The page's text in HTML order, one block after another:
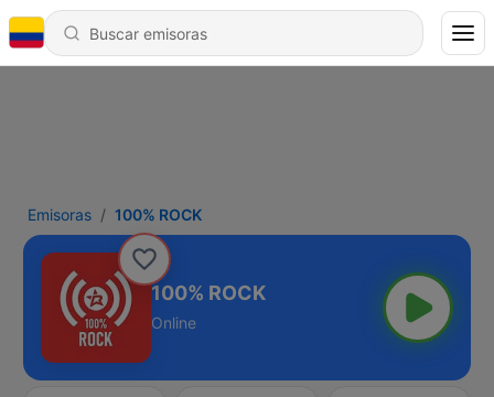
Emisoras 100% ROCK
100% ROCK
Online